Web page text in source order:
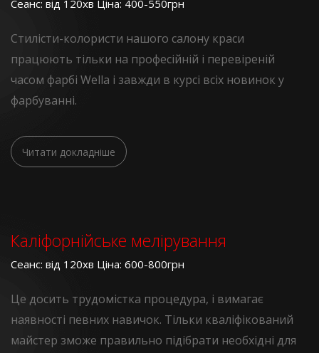
Сеанс: від 120хв Ціна: 400-550грн
Стилісти-колористи нашого салону краси
працюють тільки на професійній і перевіреній
часом фарбі Wella і завжди в курсі всіх новинок у
фарбуванні.
Читати докладніше
Каліфорнійське мелірування
Сеанс: від 120хв Ціна: 600-800грн
Це досить трудомістка процедура, і вимагає
наявності певних навичок. Тільки кваліфікований
майстер зможе правильно підібрати необхідні для